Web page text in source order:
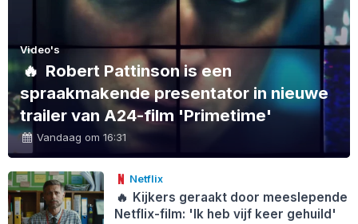
Video's
🔥 Robert Pattinson is een
spraakmakende presentator in nieuwe
trailer van A24-film 'Primetime'
Vandaag om 16:31
Netflix
🔥 Kijkers geraakt door meeslepende
Netflix-film: 'Ik heb vijf keer gehuild'